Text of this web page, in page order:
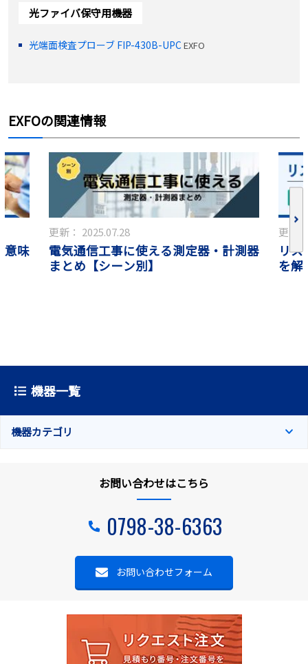
光ファイバ保守用機器
光端面検査プローブ FIP-430B-UPCEXFO
EXFOの関連情報
意味
更新： 2025.07.28
電気通信工事に使える測定器・計測器
まとめ【シーン別】
更新
リ
を解
機器一覧
機器カテゴリ
お問い合わせはこちら
0798-38-6363
お問い合わせフォーム